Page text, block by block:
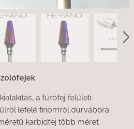
a fúrófej felületi
lefelé finomról durvábbra
karbidfej több méret